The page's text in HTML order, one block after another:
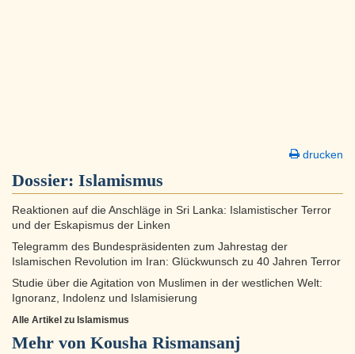
drucken
Dossier: Islamismus
Reaktionen auf die Anschläge in Sri Lanka: Islamistischer Terror
und der Eskapismus der Linken
Telegramm des Bundespräsidenten zum Jahrestag der
Islamischen Revolution im Iran: Glückwunsch zu 40 Jahren Terror
Studie über die Agitation von Muslimen in der westlichen Welt:
Ignoranz, Indolenz und Islamisierung
Alle Artikel zu Islamismus
Mehr von Kousha Rismansanj